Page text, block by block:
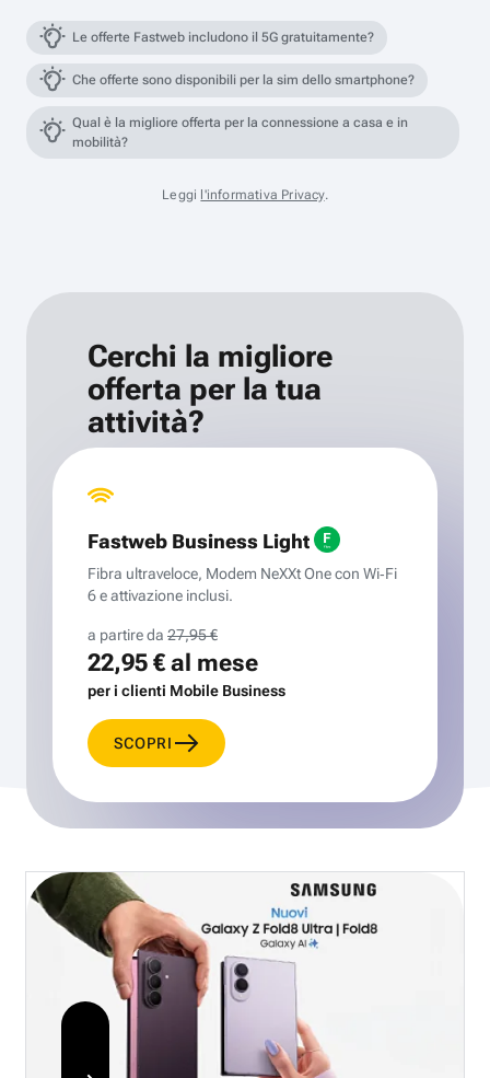
Le offerte Fastweb includono il 5G gratuitamente?
Che offerte sono disponibili per la sim dello smartphone?
Qual è la migliore offerta per la connessione a casa e in
mobilità?
Leggi l'informativa Privacy.
Cerchi la migliore
offerta per la tua
attività?
Fastweb Business Light
Fibra ultraveloce, Modem NeXXt One con Wi‑Fi
6 e attivazione inclusi.
a partire da 27,95 €
22,95 €al mese
per i clienti Mobile Business
SCOPRI